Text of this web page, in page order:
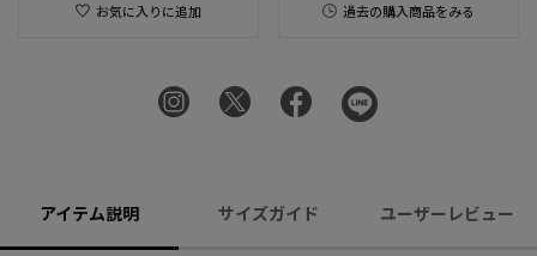
お気に入りに追加 過去の購入商品をみる
アイテム説明 サイズガイド ユーザーレビュー